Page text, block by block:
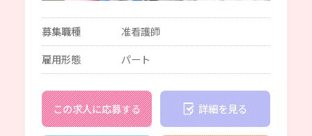
募集職種
准看護師
雇用形態
パート
この求人に応募する 詳細を見る